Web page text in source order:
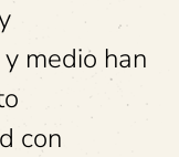
medio han
con